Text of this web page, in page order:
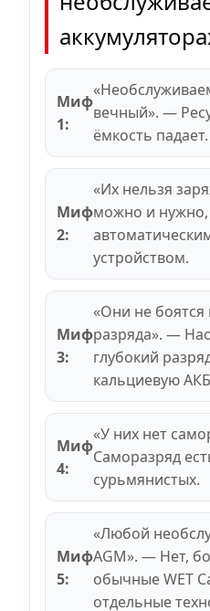
Миф
1:
вечный». —
ёмкость падает.
Миф
2:
«Их нельзя
можно и нужно,
устройством.
Миф
3:
«Они не боятся
разряда». —
глубокий
кальциевую
Миф
4:
«У них нет
Саморазряд
сурьмянистых.
Миф
5:
«Любой
AGM». — Нет,
обычные WET
отдельные